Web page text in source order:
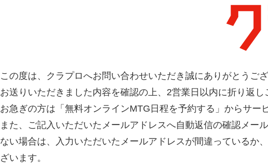
お問い合わ
この度は、クラプロへお問い合わせいただき誠にありがとうご
お送りいただきました内容を確認の上、2営業日以内に折り返し
お急ぎの方は「無料オンラインMTG日程を予約する」からサー
また、ご記入いただいたメールアドレスへ自動返信の確認メー
ない場合は、入力いただいたメールアドレスが間違っているか
ざいます。